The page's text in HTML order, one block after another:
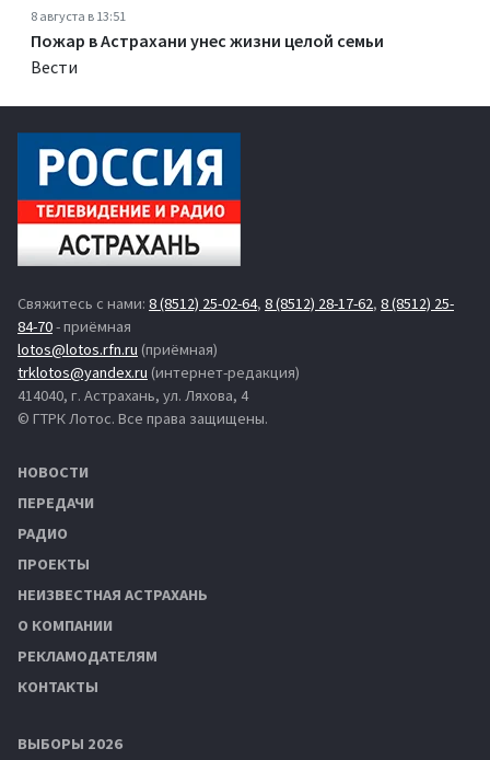
8 августа в 13:51
Пожар в Астрахани унес жизни целой семьи
Вести
Свяжитесь с нами: 8 (8512) 25-02-64, 8 (8512) 28-17-62, 8 (8512) 25-
84-70- приёмная
lotos@lotos.rfn.ru (приёмная)
trklotos@yandex.ru (интернет-редакция)
414040, г. Астрахань, ул. Ляхова, 4
© ГТРК Лотос. Все права защищены.
НОВОСТИ
ПЕРЕДАЧИ
РАДИО
ПРОЕКТЫ
НЕИЗВЕСТНАЯ АСТРАХАНЬ
О КОМПАНИИ
РЕКЛАМОДАТЕЛЯМ
КОНТАКТЫ
ВЫБОРЫ 2026